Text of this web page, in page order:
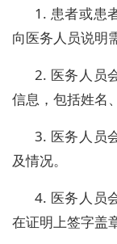
1. 患者或患
向医务人员说明
2. 医务人员
信息，包括姓名
3. 医务人员
及情况。
4. 医务人员
在证明上签字盖